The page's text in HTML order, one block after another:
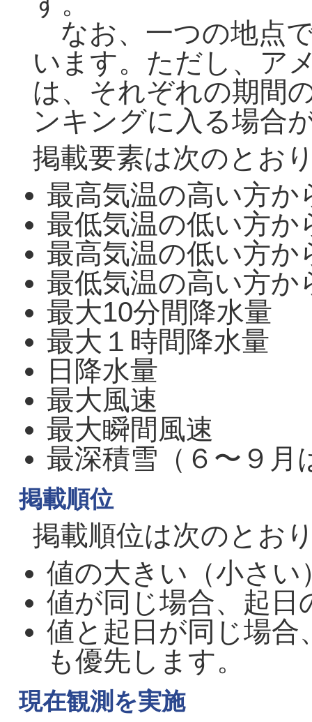
なお、一つの地点
います。ただし、ア
は、それぞれの期間
ンキングに入る場合
掲載要素は次のとお
最高気温の高い方か
最低気温の低い方か
最高気温の低い方か
最低気温の高い方か
最大10分間降水量
最大１時間降水量
日降水量
最大風速
最大瞬間風速
最深積雪（６〜９月
掲載順位
掲載順位は次のとお
値の大きい（小さい
値が同じ場合、起日
値と起日が同じ場
も優先します。
現在観測を実施